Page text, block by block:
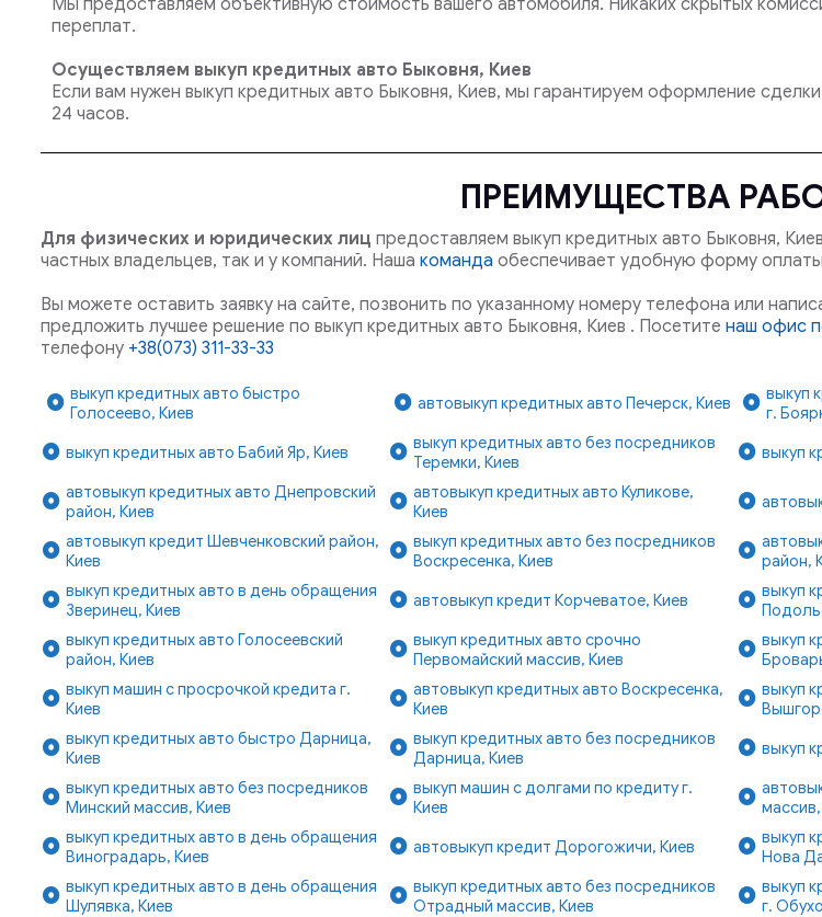
переплат.
Осуществляем выкуп кредитных авто Быковня, Киев
Если вам нужен выкуп кредитных авто Быковня, Киев, мы гарантируем оформление сделки
24 часов.
ПРЕИМУЩЕСТВА
Для физических и юридических лиц предоставляем выкуп кредитных авто Быковня,
частных владельцев, так и у компаний. Наша команда обеспечивает удобную форму
Вы можете оставить заявку на сайте, позвонить по указанному номеру телефона или
предложить лучшее решение по выкуп кредитных авто Быковня, Киев . Посетите наш офис
телефону +38(073) 311-33-33
выкуп кредитных авто быстро
Голосеево, Киев
автовыкуп кредитных авто Печерск, Киев
выкуп
г.
выкуп кредитных авто Бабий Яр, Киев
выкуп кредитных авто без посредников
Теремки, Киев
выкуп
автовыкуп кредитных авто Днепровский
район, Киев
автовыкуп кредитных авто Куликове,
Киев
автовыкуп кредит Шевченковский район,
Киев
выкуп кредитных авто без посредников
Воскресенка, Киев
район,
выкуп кредитных авто в день обращения
Зверинец, Киев
автовыкуп кредит Корчеватое, Киев
выкуп
выкуп кредитных авто Голосеевский
район, Киев
выкуп кредитных авто срочно
Первомайский массив, Киев
выкуп
выкуп машин с просрочкой кредита г.
Киев
автовыкуп кредитных авто Воскресенка,
Киев
выкуп
выкуп кредитных авто быстро Дарница,
Киев
выкуп кредитных авто без посредников
Дарница, Киев
выкуп
выкуп кредитных авто без посредников
Минский массив, Киев
выкуп машин с долгами по кредиту г.
Киев
выкуп кредитных авто в день обращения
Виноградарь, Киев
автовыкуп кредит Дорогожичи, Киев
выкуп
Нова
выкуп кредитных авто в день обращения
Шулявка, Киев
выкуп кредитных авто без посредников
Отрадный массив, Киев
выкуп
г.